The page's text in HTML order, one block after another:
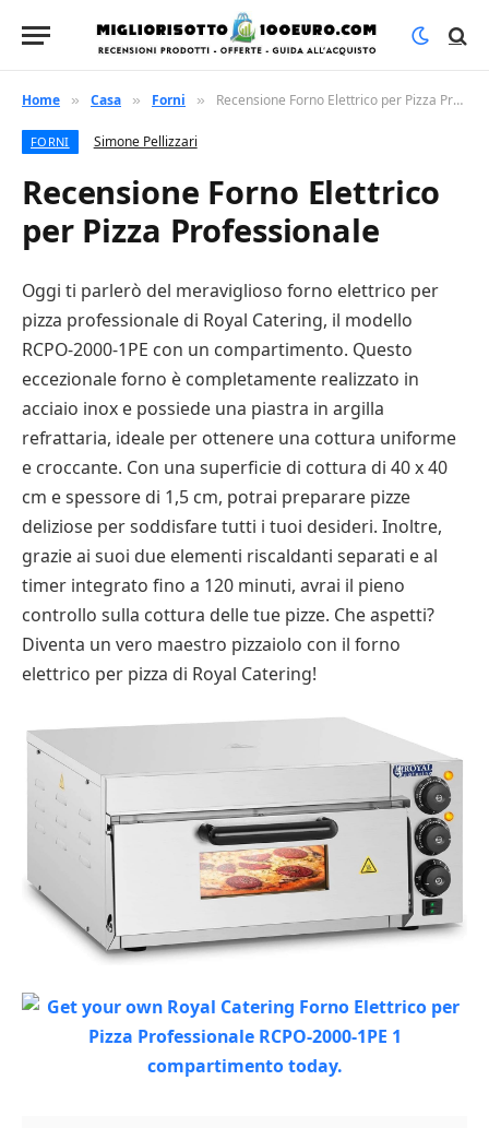
Home » Casa » Forni » Recensione Forno Elettrico per Pizza Professionale
FORNI Simone Pellizzari
Recensione Forno Elettrico
per Pizza Professionale
Oggi ti parlerò del meraviglioso forno elettrico per
pizza professionale di Royal Catering, il modello
RCPO-2000-1PE con un compartimento. Questo
eccezionale forno è completamente realizzato in
acciaio inox e possiede una piastra in argilla
refrattaria, ideale per ottenere una cottura uniforme
e croccante. Con una superficie di cottura di 40 x 40
cm e spessore di 1,5 cm, potrai preparare pizze
deliziose per soddisfare tutti i tuoi desideri. Inoltre,
grazie ai suoi due elementi riscaldanti separati e al
timer integrato fino a 120 minuti, avrai il pieno
controllo sulla cottura delle tue pizze. Che aspetti?
Diventa un vero maestro pizzaiolo con il forno
elettrico per pizza di Royal Catering!